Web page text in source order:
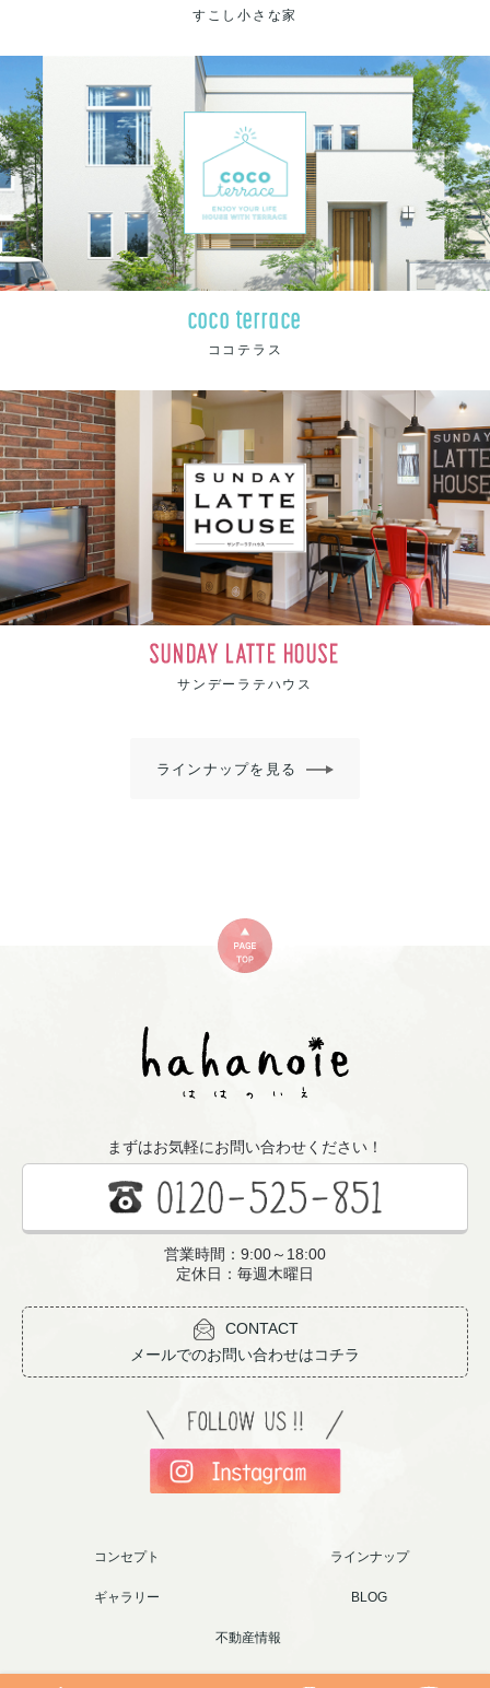
すこし小さな家
coco terrace
ココテラス
SUNDAY LATTE HOUSE
サンデーラテハウス
ラインナップを見る
まずはお気軽にお問い合わせください！
営業時間：9:00～18:00
定休日：毎週木曜日
CONTACT
メールでのお問い合わせはコチラ
コンセプト ラインナップ
ギャラリー BLOG
不動産情報